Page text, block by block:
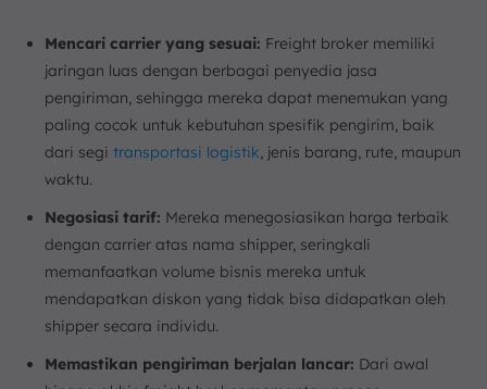
Mencari carrier yang sesuai: Freight broker memiliki
jaringan luas dengan berbagai penyedia jasa
pengiriman, sehingga mereka dapat menemukan yang
paling cocok untuk kebutuhan spesifik pengirim, baik
dari segi transportasi logistik, jenis barang, rute, maupun
waktu.
Negosiasi tarif: Mereka menegosiasikan harga terbaik
dengan carrier atas nama shipper, seringkali
memanfaatkan volume bisnis mereka untuk
mendapatkan diskon yang tidak bisa didapatkan oleh
shipper secara individu.
Memastikan pengiriman berjalan lancar: Dari awal